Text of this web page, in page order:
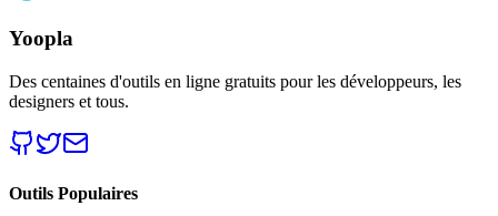
Yoopla
Des centaines d'outils en ligne gratuits pour les développeurs, les
designers et tous.
Outils Populaires